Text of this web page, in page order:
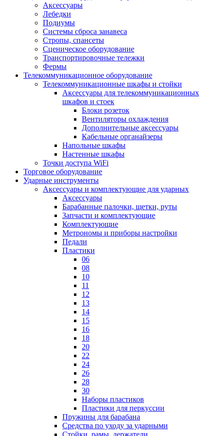
Аксессуары
Лебедки
Подиумы
Системы сброса занавеса
Стропы, спансеты
Сценическое оборудование
Транспортировочные тележки
Фермы
Телекоммуникационное оборудование
Телекоммуникационные шкафы и стойки
Аксессуары для телекоммуникационных
шкафов и стоек
Блоки розеток
Вентиляторы охлаждения
Дополнительные аксессуары
Кабельные органайзеры
Напольные шкафы
Настенные шкафы
Точки доступа WiFi
Торговое оборудование
Ударные инструменты
Аксессуары и комплектующие для ударных
Аксессуары
Барабанные палочки, щетки, руты
Запчасти и комплектующие
Комплектующие
Метрономы и приборы настройки
Педали
Пластики
06
08
10
11
12
13
14
15
16
18
20
22
24
26
28
30
Наборы пластиков
Пластики для перкуссии
Пружины для барабана
Средства по уходу за ударными
Стойки, рамы, держатели